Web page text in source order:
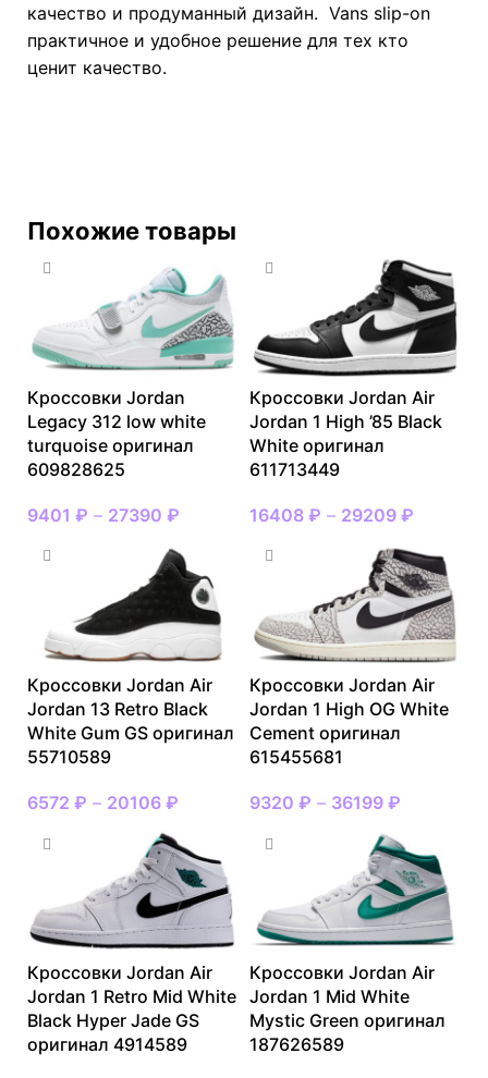
качество и продуманный дизайн. Vans slip-on
практичное и удобное решение для тех кто
ценит качество.
Похожие товары
Кроссовки Jordan
Legacy 312 low white
turquoise оригинал
609828625
9401 ₽ – 27390 ₽
Кроссовки Jordan Air
Jordan 1 High ’85 Black
White оригинал
611713449
16408 ₽ – 29209 ₽
Кроссовки Jordan Air
Jordan 13 Retro Black
White Gum GS оригинал
55710589
6572 ₽ – 20106 ₽
Кроссовки Jordan Air
Jordan 1 High OG White
Cement оригинал
615455681
9320 ₽ – 36199 ₽
Кроссовки Jordan Air
Jordan 1 Retro Mid White
Black Hyper Jade GS
оригинал 4914589
Кроссовки Jordan Air
Jordan 1 Mid White
Mystic Green оригинал
187626589